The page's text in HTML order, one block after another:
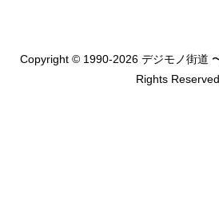
Copyright © 1990-2026 デジモノ街道
Rights Reserved.